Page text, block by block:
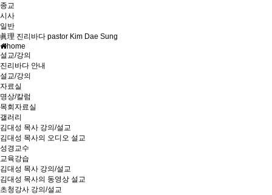
종교
시사
일반
眞理 진리바다 pastor Kim Dae Sung
home
설교/강의
진리바다 안내
설교/강의
자료실
명상/칼럼
목회자료실
갤러리
김대성 목사 강의/설교
김대성 목사의 오디오 설교
성경교수
교육강습
김대성 목사 강의/설교
김대성 목사의 동영상 설교
초청강사 강의/설교